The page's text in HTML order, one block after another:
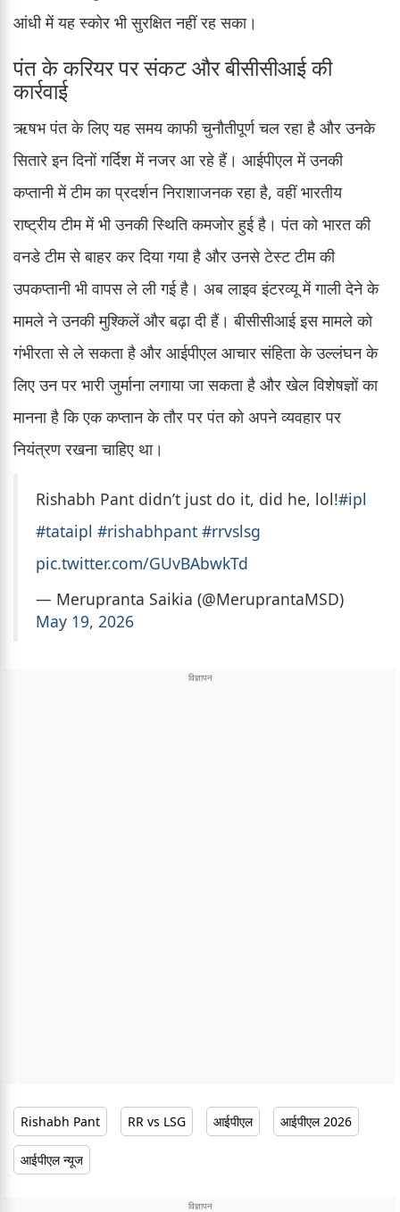
आंधी में यह स्कोर भी सुरक्षित नहीं रह सका।
पंत के करियर पर संकट और बीसीसीआई की
कार्रवाई
ऋषभ पंत के लिए यह समय काफी चुनौतीपूर्ण चल रहा है और उनके
सितारे इन दिनों गर्दिश में नजर आ रहे हैं। आईपीएल में उनकी
कप्तानी में टीम का प्रदर्शन निराशाजनक रहा है, वहीं भारतीय
राष्ट्रीय टीम में भी उनकी स्थिति कमजोर हुई है। पंत को भारत की
वनडे टीम से बाहर कर दिया गया है और उनसे टेस्ट टीम की
उपकप्तानी भी वापस ले ली गई है। अब लाइव इंटरव्यू में गाली देने के
मामले ने उनकी मुश्किलें और बढ़ा दी हैं। बीसीसीआई इस मामले को
गंभीरता से ले सकता है और आईपीएल आचार संहिता के उल्लंघन के
लिए उन पर भारी जुर्माना लगाया जा सकता है और खेल विशेषज्ञों का
मानना है कि एक कप्तान के तौर पर पंत को अपने व्यवहार पर
नियंत्रण रखना चाहिए था।
Rishabh Pant didn’t just do it, did he, lol!#ipl
#tataipl #rishabhpant #rrvslsg
pic.twitter.com/GUvBAbwkTd
— Merupranta Saikia (@MeruprantaMSD)
May 19, 2026
Rishabh Pant RR vs LSG आईपीएल आईपीएल 2026
आईपीएल न्यूज